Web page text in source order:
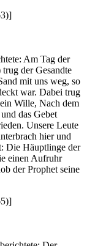
Am Tag der
der Gesandte
mit uns weg, so
war. Dabei trug
Wille, Nach dem
das Gebet
Unsere Leute
hier und
Die Häuptlinge der
einen Aufruhr
der Prophet seine